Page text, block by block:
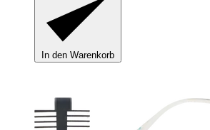
In den Warenkorb